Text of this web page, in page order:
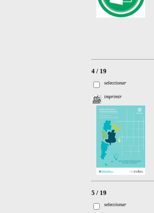
4 / 19
seleccionar
imprimir
5 / 19
seleccionar